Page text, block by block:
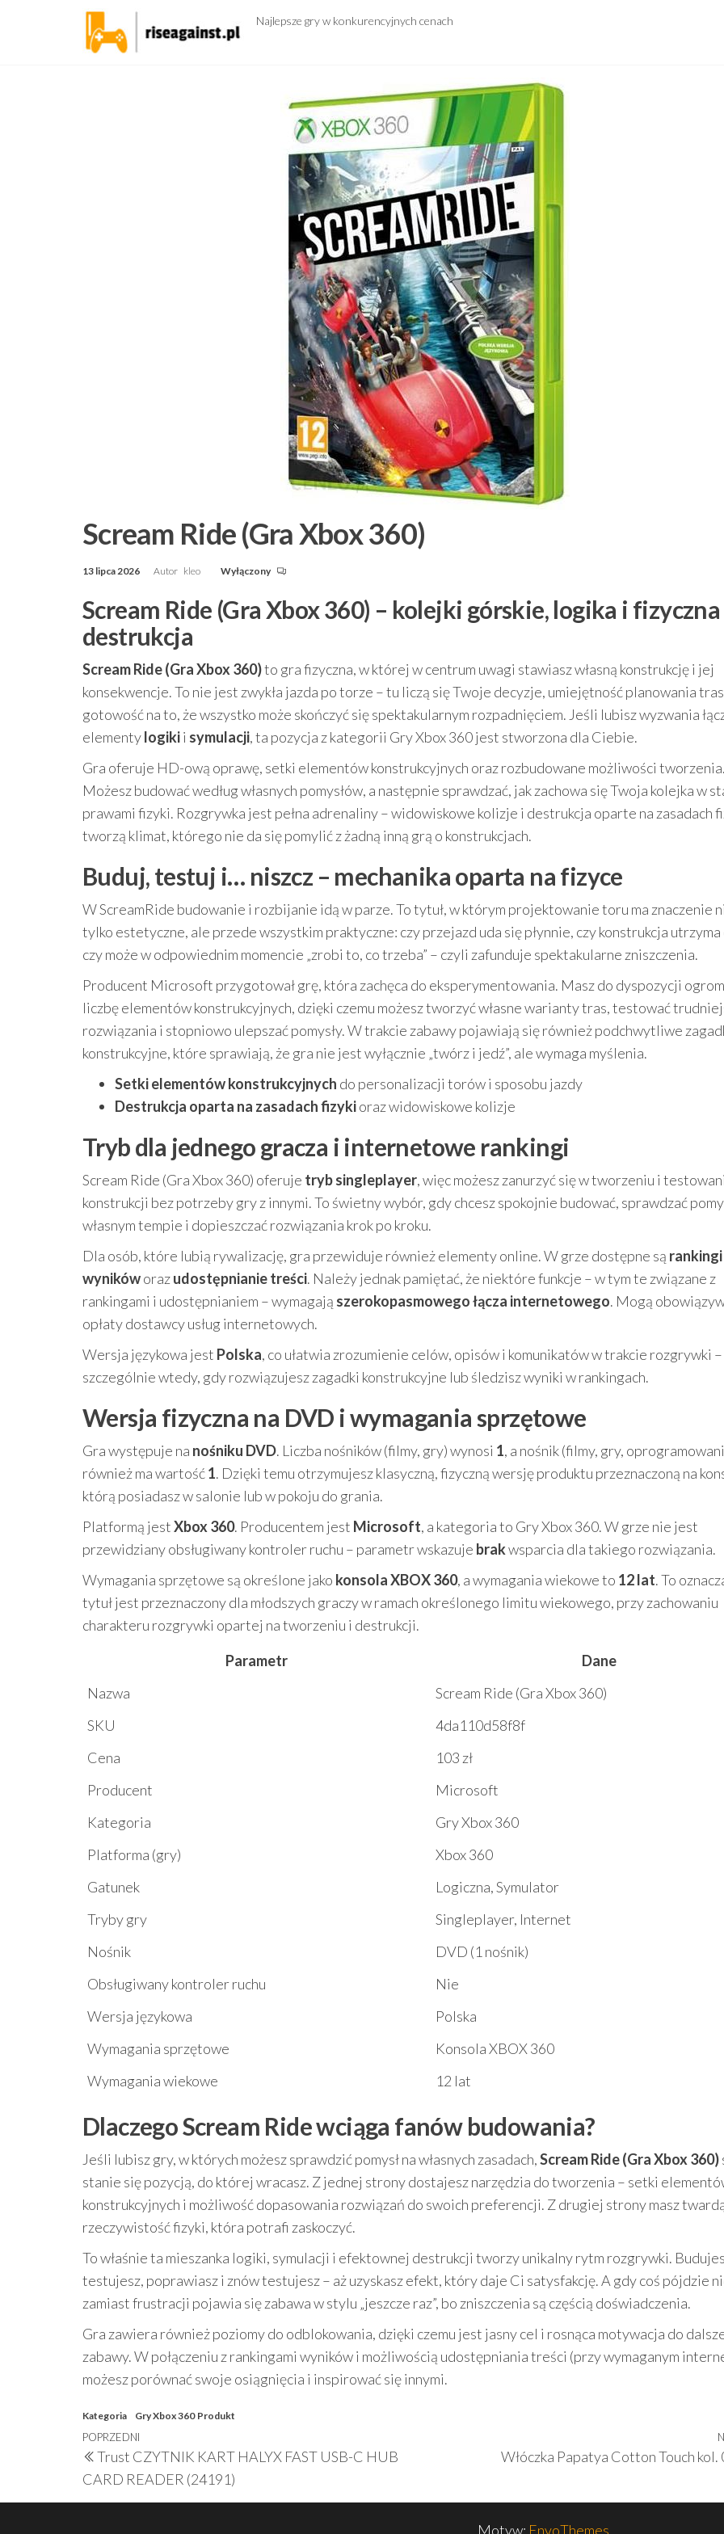
Najlepsze gry w konkurencyjnych cenach
Scream Ride (Gra Xbox 360)
13 lipca 2026 Autor kleo Wyłączony
Scream Ride (Gra Xbox 360) – kolejki górskie, logika i fizyczna
destrukcja
Scream Ride (Gra Xbox 360)to gra fizyczna, w której w centrum uwagi stawiasz własną konstrukcję i jej
konsekwencje. To nie jest zwykła jazda po torze – tu liczą się Twoje decyzje, umiejętność planowania
gotowość na to, że wszystko może skończyć się spektakularnym rozpadnięciem. Jeśli lubisz wyzwania
elementylogikii symulacji, ta pozycja z kategorii Gry Xbox 360 jest stworzona dla Ciebie.
Gra oferuje HD-ową oprawę, setki elementów konstrukcyjnych oraz rozbudowane możliwości tworzenia.
Możesz budować według własnych pomysłów, a następnie sprawdzać, jak zachowa się Twoja kolejka w
prawami fizyki. Rozgrywka jest pełna adrenaliny – widowiskowe kolizje i destrukcja oparte na zasadach
tworzą klimat, którego nie da się pomylić z żadną inną grą o konstrukcjach.
Buduj, testuj i… niszcz – mechanika oparta na fizyce
W ScreamRide budowanie i rozbijanie idą w parze. To tytuł, w którym projektowanie toru ma znaczenie
tylko estetyczne, ale przede wszystkim praktyczne: czy przejazd uda się płynnie, czy konstrukcja utrzyma
czy może w odpowiednim momencie „zrobi to, co trzeba” – czyli zafunduje spektakularne zniszczenia.
Producent Microsoft przygotował grę, która zachęca do eksperymentowania. Masz do dyspozycji
liczbę elementów konstrukcyjnych, dzięki czemu możesz tworzyć własne warianty tras, testować
rozwiązania i stopniowo ulepszać pomysły. W trakcie zabawy pojawiają się również podchwytliwe
konstrukcyjne, które sprawiają, że gra nie jest wyłącznie „twórz i jedź”, ale wymaga myślenia.
Setki elementów konstrukcyjnych do personalizacji torów i sposobu jazdy
Destrukcja oparta na zasadach fizykioraz widowiskowe kolizje
Tryb dla jednego gracza i internetowe rankingi
Scream Ride (Gra Xbox 360) oferuje tryb singleplayer, więc możesz zanurzyć się w tworzeniu i
konstrukcji bez potrzeby gry z innymi. To świetny wybór, gdy chcesz spokojnie budować, sprawdzać
własnym tempie i dopieszczać rozwiązania krok po kroku.
Dla osób, które lubią rywalizację, gra przewiduje również elementy online. W grze dostępne są rankingi
wynikóworazudostępnianie treści. Należy jednak pamiętać, że niektóre funkcje – w tym te związane z
rankingami i udostępnianiem – wymagają szerokopasmowego łącza internetowego. Mogą
opłaty dostawcy usług internetowych.
Wersja językowa jest Polska, co ułatwia zrozumienie celów, opisów i komunikatów w trakcie rozgrywki –
szczególnie wtedy, gdy rozwiązujesz zagadki konstrukcyjne lub śledzisz wyniki w rankingach.
Wersja fizyczna na DVD i wymagania sprzętowe
Gra występuje na nośniku DVD. Liczba nośników (filmy, gry) wynosi 1, a nośnik (filmy, gry,
również ma wartość1. Dzięki temu otrzymujesz klasyczną, fizyczną wersję produktu przeznaczoną na
którą posiadasz w salonie lub w pokoju do grania.
Platformą jestXbox 360. Producentem jest Microsoft, a kategoria to Gry Xbox 360. W grze nie jest
przewidziany obsługiwany kontroler ruchu – parametr wskazuje brakwsparcia dla takiego rozwiązania.
Wymagania sprzętowe są określone jako konsola XBOX 360, a wymagania wiekowe to 12 lat. To
tytuł jest przeznaczony dla młodszych graczy w ramach określonego limitu wiekowego, przy zachowaniu
charakteru rozgrywki opartej na tworzeniu i destrukcji.
Parametr
Dane
Nazwa
Scream Ride (Gra Xbox 360)
SKU
4da110d58f8f
Cena
103 zł
Producent
Microsoft
Kategoria
Gry Xbox 360
Platforma (gry)
Xbox 360
Gatunek
Logiczna, Symulator
Tryby gry
Singleplayer, Internet
Nośnik
DVD (1 nośnik)
Obsługiwany kontroler ruchu
Nie
Wersja językowa
Polska
Wymagania sprzętowe
Konsola XBOX 360
Wymagania wiekowe
12 lat
Dlaczego Scream Ride wciąga fanów budowania?
Jeśli lubisz gry, w których możesz sprawdzić pomysł na własnych zasadach,Scream Ride (Gra Xbox 360)
stanie się pozycją, do której wracasz. Z jednej strony dostajesz narzędzia do tworzenia – setki
konstrukcyjnych i możliwość dopasowania rozwiązań do swoich preferencji. Z drugiej strony masz
rzeczywistość fizyki, która potrafi zaskoczyć.
To właśnie ta mieszanka logiki, symulacji i efektownej destrukcji tworzy unikalny rytm rozgrywki.
testujesz, poprawiasz i znów testujesz – aż uzyskasz efekt, który daje Ci satysfakcję. A gdy coś pójdzie
zamiast frustracji pojawia się zabawa w stylu „jeszcze raz”, bo zniszczenia są częścią doświadczenia.
Gra zawiera również poziomy do odblokowania, dzięki czemu jest jasny cel i rosnąca motywacja do
zabawy. W połączeniu z rankingami wyników i możliwością udostępniania treści (przy wymaganym
możesz porównać swoje osiągnięcia i inspirować się innymi.
Kategoria Gry Xbox 360 Produkt
Nawigacja
wpisu
Poprzedni
wpis
POPRZEDNI
Trust CZYTNIK KART HALYX FAST USB-C HUB
CARD READER (24191)
Włóczka Papatya Cotton Touch kol.
Motyw: EnvoThemes